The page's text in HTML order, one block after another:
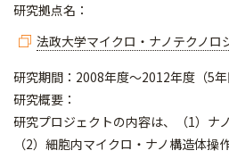
研究拠点名：
法政大学マイクロ・ナノテクノロ
研究期間：2008年度～2012年度（5年
研究概要：
研究プロジェクトの内容は、（1）ナ
（2）細胞内マイクロ・ナノ構造体